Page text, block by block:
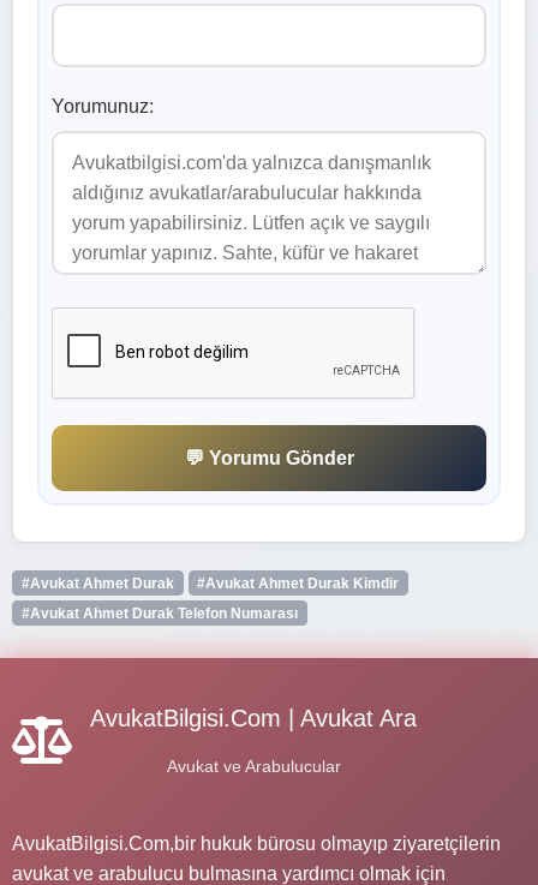
Yorumunuz:
💬 Yorumu Gönder
#Avukat Ahmet Durak
#Avukat Ahmet Durak Kimdir
#Avukat Ahmet Durak Telefon Numarası
AvukatBilgisi.Com | Avukat Ara
Avukat ve Arabulucular
AvukatBilgisi.Com,bir hukuk bürosu olmayıp ziyaretçilerin
avukat ve arabulucu bulmasına yardımcı olmak için